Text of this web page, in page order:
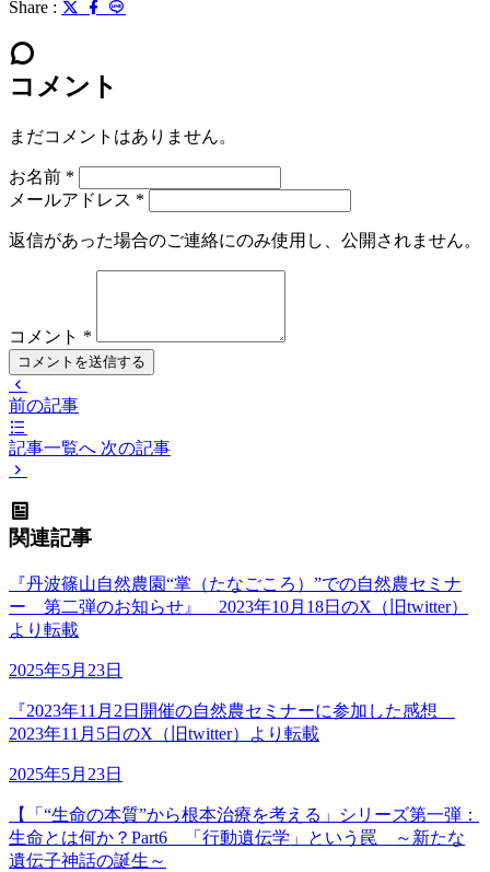
Share :
コメント
まだコメントはありません。
お名前 *
メールアドレス *
返信があった場合のご連絡にのみ使用し、公開されません。
コメント *
コメントを送信する
前の記事
記事一覧へ 次の記事
関連記事
『丹波篠山自然農園“掌（たなごころ）”での自然農セミナ
ー 第二弾のお知らせ』 2023年10月18日のX（旧twitter）
より転載
2025年5月23日
『2023年11月2日開催の自然農セミナーに参加した感想
2023年11月5日のX（旧twitter）より転載
2025年5月23日
【「“生命の本質”から根本治療を考える」シリーズ第一弾：
生命とは何か？Part6 「行動遺伝学」という罠 ～新たな
遺伝子神話の誕生～